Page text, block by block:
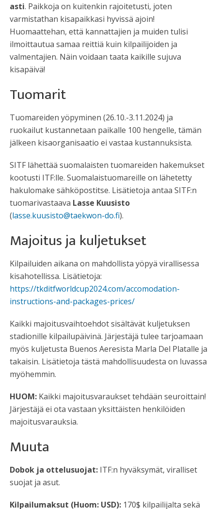
asti. Paikkoja on kuitenkin rajoitetusti, joten
varmistathan kisapaikkasi hyvissä ajoin!
Huomaattehan, että kannattajien ja muiden tulisi
ilmoittautua samaa reittiä kuin kilpailijoiden ja
valmentajien. Näin voidaan taata kaikille sujuva
kisapäivä!
Tuomarit
Tuomareiden yöpyminen (26.10.-3.11.2024) ja
ruokailut kustannetaan paikalle 100 hengelle, tämän
jälkeen kisaorganisaatio ei vastaa kustannuksista.
SITF lähettää suomalaisten tuomareiden hakemukset
kootusti ITF:lle. Suomalaistuomareille on lähetetty
hakulomake sähköpostitse. Lisätietoja antaa SITF:n
tuomarivastaava Lasse Kuusisto
(lasse.kuusisto@taekwon-do.fi).
Majoitus ja kuljetukset
Kilpailuiden aikana on mahdollista yöpyä virallisessa
kisahotellissa. Lisätietoja:
https://tkditfworldcup2024.com/accomodation-
instructions-and-packages-prices/
Kaikki majoitusvaihtoehdot sisältävät kuljetuksen
stadionille kilpailupäivinä. Järjestäjä tulee tarjoamaan
myös kuljetusta Buenos Aeresista Marla Del Platalle ja
takaisin. Lisätietoja tästä mahdollisuudesta on luvassa
myöhemmin.
HUOM: Kaikki majoitusvaraukset tehdään seuroittain!
Järjestäjä ei ota vastaan yksittäisten henkilöiden
majoitusvarauksia.
Muuta
Dobok ja ottelusuojat: ITF:n hyväksymät, viralliset
suojat ja asut.
Kilpailumaksut (Huom: USD): 170$ kilpailijalta sekä